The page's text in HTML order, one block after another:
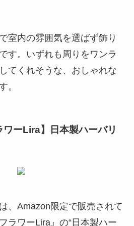
室内の雰囲気を選ばず飾り
す。いずれも周りをワンラ
てくれそうな、おしゃれな
。
ワーLira】日本製ハーバリ
、Amazon限定で販売されて
ラワーLira』の“日本製ハー